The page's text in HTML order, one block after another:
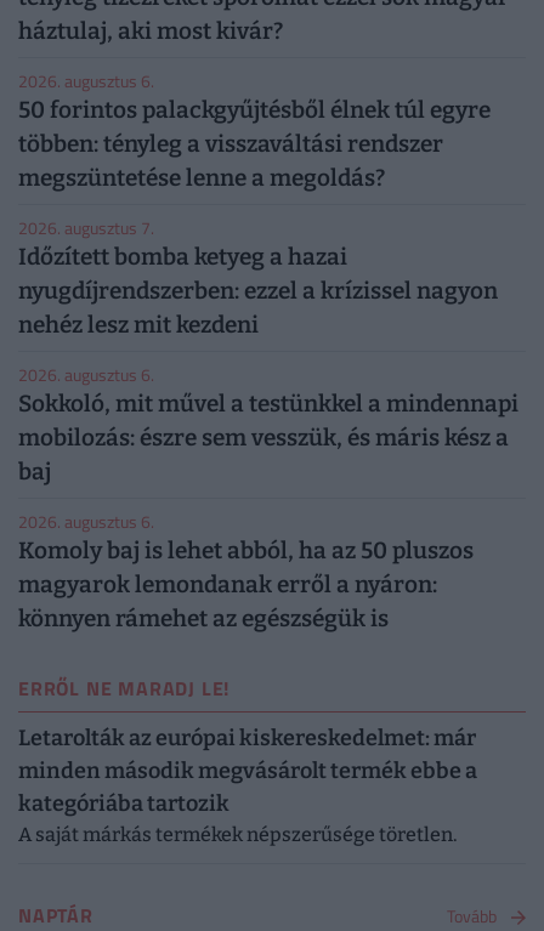
háztulaj, aki most kivár?
2026. augusztus 6.
50 forintos palackgyűjtésből élnek túl egyre
többen: tényleg a visszaváltási rendszer
megszüntetése lenne a megoldás?
2026. augusztus 7.
Időzített bomba ketyeg a hazai
nyugdíjrendszerben: ezzel a krízissel nagyon
nehéz lesz mit kezdeni
2026. augusztus 6.
Sokkoló, mit művel a testünkkel a mindennapi
mobilozás: észre sem vesszük, és máris kész a
baj
2026. augusztus 6.
Komoly baj is lehet abból, ha az 50 pluszos
magyarok lemondanak erről a nyáron:
könnyen rámehet az egészségük is
ERRŐL NE MARADJ LE!
Letarolták az európai kiskereskedelmet: már
minden második megvásárolt termék ebbe a
kategóriába tartozik
A saját márkás termékek népszerűsége töretlen.
NAPTÁR Tovább